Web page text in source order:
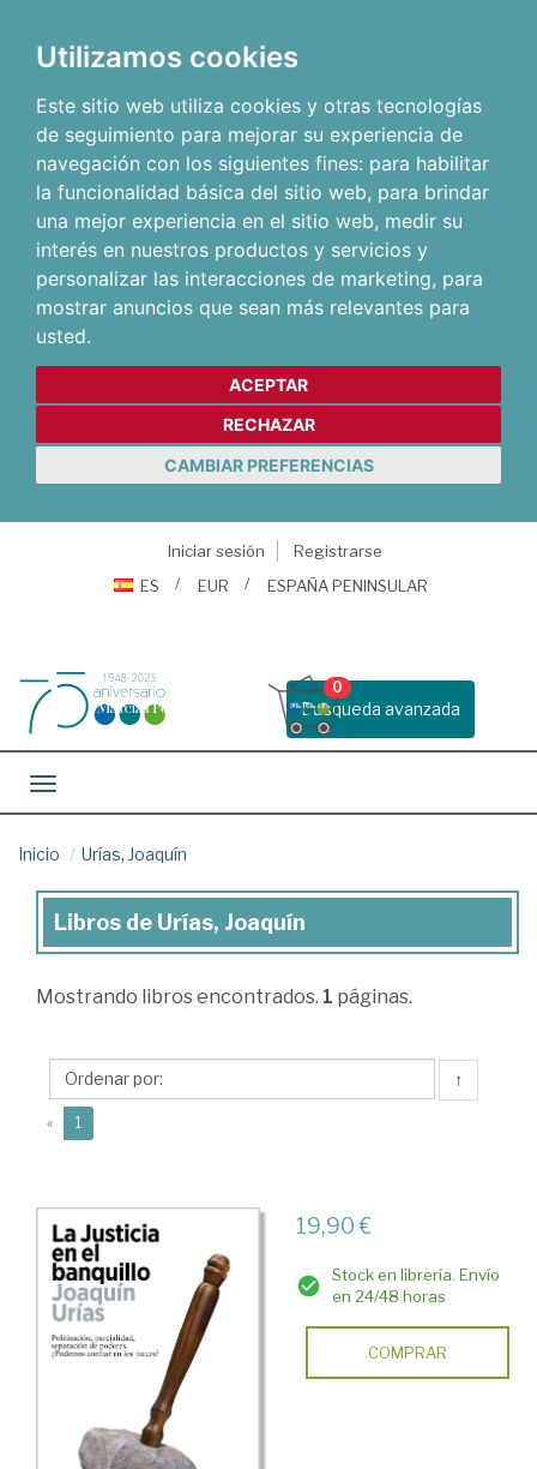
Utilizamos cookies
Este sitio web utiliza cookies y otras tecnologías
de seguimiento para mejorar su experiencia de
navegación con los siguientes fines: para habilitar
la funcionalidad básica del sitio web, para brindar
una mejor experiencia en el sitio web, medir su
interés en nuestros productos y servicios y
personalizar las interacciones de marketing, para
mostrar anuncios que sean más relevantes para
usted.
ACEPTAR
RECHAZAR
CAMBIAR PREFERENCIAS
Iniciar sesión
Registrarse
ES
EUR ESPAÑA PENINSULAR
Busqueda avanzada
0
Toggle navigation
Inicio Urías, Joaquín
Libros
Urías,
Libros de Urías, Joaquín
Mostrando libros encontrados. 1 páginas.
↑
« 1
19,90 €
Stock en librería. Envío
en 24/48 horas
COMPRAR